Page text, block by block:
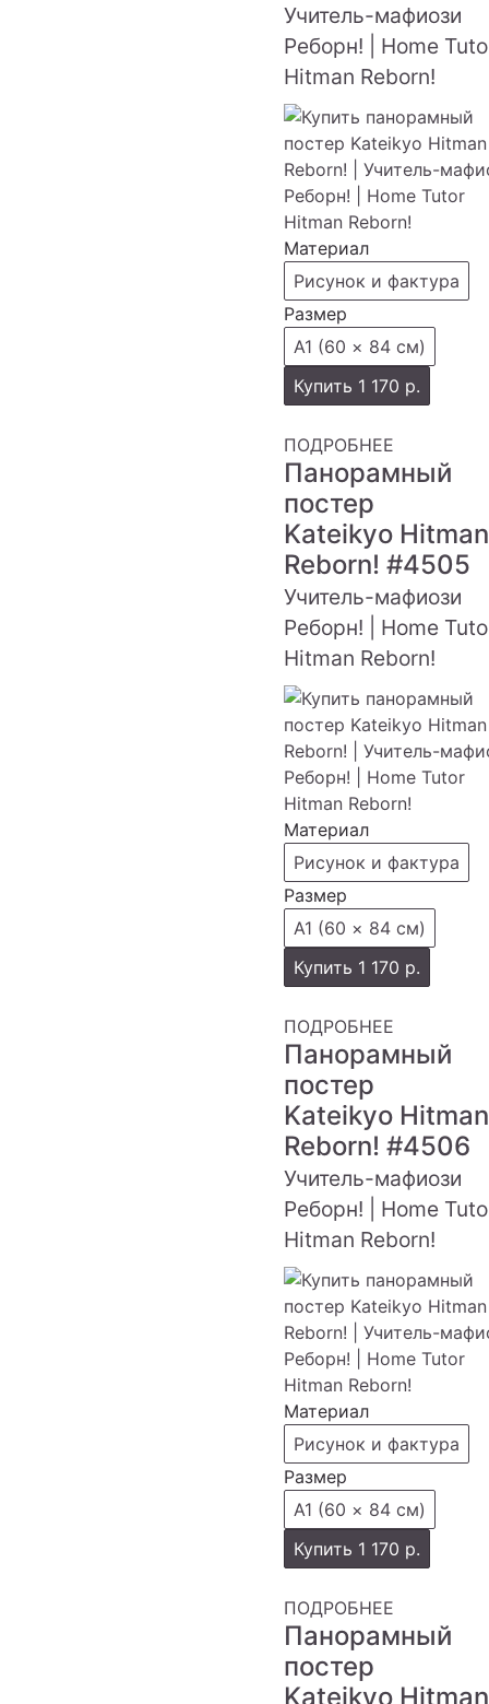
Учитель-мафиози
Реборн! | Home
Hitman Reborn!
Материал
Рисунок и фактура
Размер
А1 (60 × 84 см)
Купить 1 170 р.
ПОДРОБНЕЕ
Панорамный
постер
Kateikyo Hitman
Reborn! #4505
Учитель-мафиози
Реборн! | Home
Hitman Reborn!
Материал
Рисунок и фактура
Размер
А1 (60 × 84 см)
Купить 1 170 р.
ПОДРОБНЕЕ
Панорамный
постер
Kateikyo Hitman
Reborn! #4506
Учитель-мафиози
Реборн! | Home
Hitman Reborn!
Материал
Рисунок и фактура
Размер
А1 (60 × 84 см)
Купить 1 170 р.
ПОДРОБНЕЕ
Панорамный
постер
Kateikyo Hitman